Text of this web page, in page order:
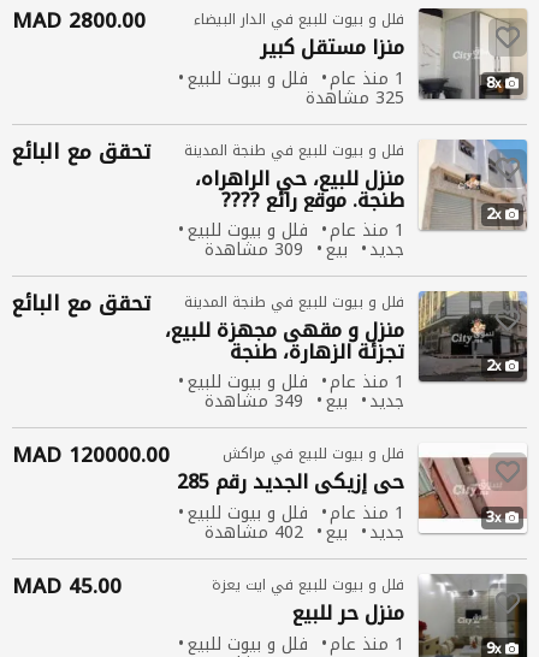
8
فلل و بيوت للبيع في الدار البيضاء
منزا مستقل كبير
1 منذ عام فلل و بيوت للبيع
325 مشاهدة
2800.00 MAD
2
فلل و بيوت للبيع في طنجة المدينة
منزلللبيع، حي الراهراه،
طنجة. موقع رائع ????
1 منذ عام فلل و بيوت للبيع
جديد بيع 309 مشاهدة
تحقق مع البائع
2
فلل و بيوت للبيع في طنجة المدينة
منزلو مقهى مجهزة للبيع،
تجزئة الزهارة، طنجة
1 منذ عام فلل و بيوت للبيع
جديد بيع 349 مشاهدة
تحقق مع البائع
3
فلل و بيوت للبيع في مراكش
حي إزيكي الجديد رقم 285
1 منذ عام فلل و بيوت للبيع
جديد بيع 402 مشاهدة
120000.00 MAD
9
فلل و بيوت للبيع في ايت يعزة
منزلحر للبيع
1 منذ عام فلل و بيوت للبيع
45.00 MAD